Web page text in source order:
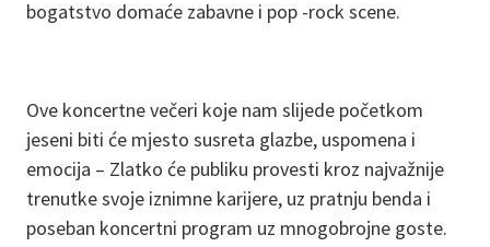
bogatstvo domaće zabavne i pop -rock scene.
Ove koncertne večeri koje nam slijede početkom
jeseni biti će mjesto susreta glazbe, uspomena i
emocija – Zlatko će publiku provesti kroz najvažnije
trenutke svoje iznimne karijere, uz pratnju benda i
poseban koncertni program uz mnogobrojne goste.